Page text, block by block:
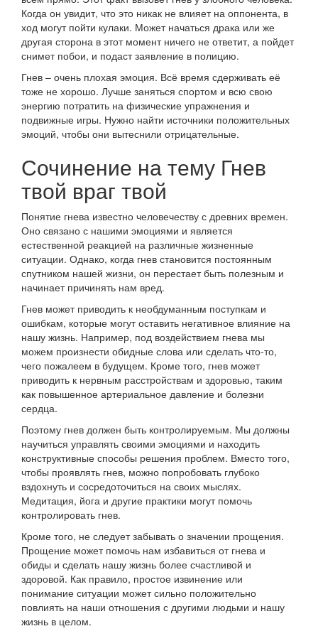
Когда он увидит, что это никак не влияет на оппонента, в
ход могут пойти кулаки. Может начаться драка или же
другая сторона в этот момент ничего не ответит, а пойдет
снимет побои, и подаст заявление в полицию.
Гнев – очень плохая эмоция. Всё время сдерживать её
тоже не хорошо. Лучше заняться спортом и всю свою
энергию потратить на физические упражнения и
подвижные игры. Нужно найти источники положительных
эмоций, чтобы они вытеснили отрицательные.
Сочинение на тему Гнев
твой враг твой
Понятие гнева известно человечеству с древних времен.
Оно связано с нашими эмоциями и является
естественной реакцией на различные жизненные
ситуации. Однако, когда гнев становится постоянным
спутником нашей жизни, он перестает быть полезным и
начинает причинять нам вред.
Гнев может приводить к необдуманным поступкам и
ошибкам, которые могут оставить негативное влияние на
нашу жизнь. Например, под воздействием гнева мы
можем произнести обидные слова или сделать что-то,
чего пожалеем в будущем. Кроме того, гнев может
приводить к нервным расстройствам и здоровью, таким
как повышенное артериальное давление и болезни
сердца.
Поэтому гнев должен быть контролируемым. Мы должны
научиться управлять своими эмоциями и находить
конструктивные способы решения проблем. Вместо того,
чтобы проявлять гнев, можно попробовать глубоко
вздохнуть и сосредоточиться на своих мыслях.
Медитация, йога и другие практики могут помочь
контролировать гнев.
Кроме того, не следует забывать о значении прощения.
Прощение может помочь нам избавиться от гнева и
обиды и сделать нашу жизнь более счастливой и
здоровой. Как правило, простое извинение или
понимание ситуации может сильно положительно
повлиять на наши отношения с другими людьми и нашу
жизнь в целом.